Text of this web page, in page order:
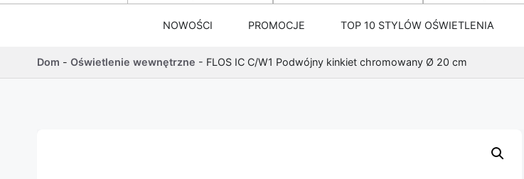
NOWOŚCI PROMOCJE TOP 10 STYLÓW OŚWIETLENIA
Dom - Oświetlenie wewnętrzne - FLOS IC C/W1 Podwójny kinkiet chromowany Ø 20 cm